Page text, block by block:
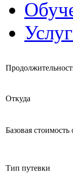
Откуда
Базовая стоимость
Тип путевки